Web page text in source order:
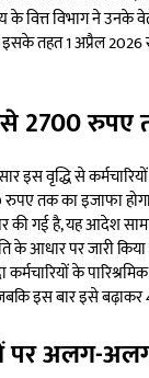
के वित्त विभाग ने उनके
तहत 1 अप्रैल 2026
2700 रुपए
इस वृद्धि से
तक का इजाफा
गई है, यह आदेश
के आधार पर जारी
के
इस बार इसे बढ़ाकर
अलग-अलग